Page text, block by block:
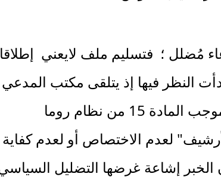
مُضلل ؛ فتسليم ملف لايعني إطلاقا
النظر فيها إذ يتلقى مكتب المدعي
البلاغات سنوياً، بموجب المادة 15 من نظام روما
لعدم الاختصاص أو لعدم كفاية
الخبر إشاعة غرضها التضليل السياسي